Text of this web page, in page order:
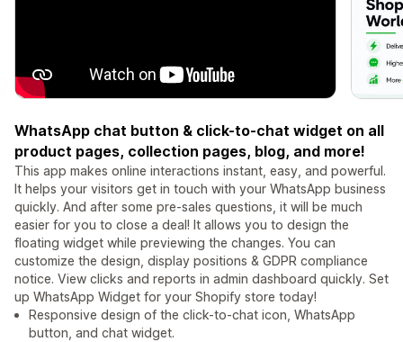
WhatsApp chat button & click-to-chat widget on all
product pages, collection pages, blog, and more!
This app makes online interactions instant, easy, and powerful.
It helps your visitors get in touch with your WhatsApp business
quickly. And after some pre-sales questions, it will be much
easier for you to close a deal! It allows you to design the
floating widget while previewing the changes. You can
customize the design, display positions & GDPR compliance
notice. View clicks and reports in admin dashboard quickly. Set
up WhatsApp Widget for your Shopify store today!
Responsive design of the click-to-chat icon, WhatsApp
button, and chat widget.